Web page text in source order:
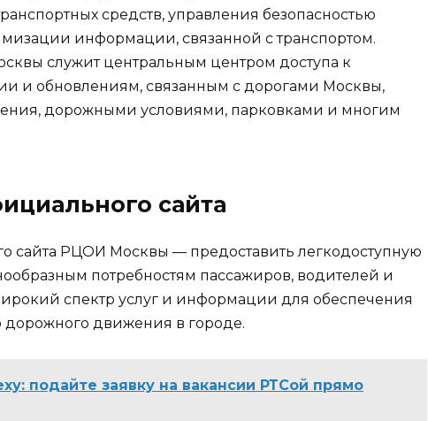
средств, управления безопасностью
информации, связанной с транспортом.
служит центральным центром доступа к
и обновлениям, связанным с дорогами Москвы,
дорожными условиями, парковками и многим
сайта
сайта РЦОИ Москвы — предоставить легкодоступную
потребностям пассажиров, водителей и
спектр услуг и информации для обеспечения
дорожного движения в городе.
подайте заявку на вакансии РТСой прямо